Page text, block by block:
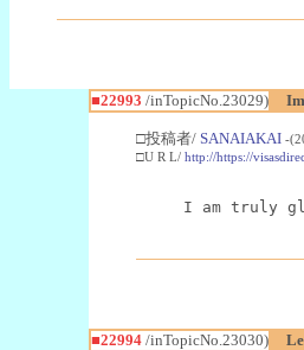
■22993 /inTopicNo.23029)
□投稿者/ SANAIAKAI -
□U R L/ http://https://
I am truly
■22994/inTopicNo.23030)